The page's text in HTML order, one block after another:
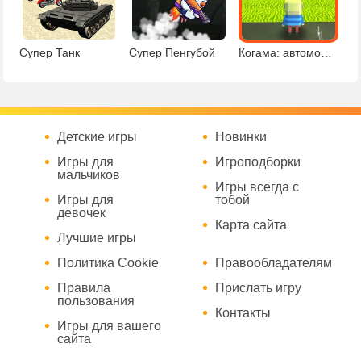
Супер Танк Супер Пенгубой Когама: автомобильный паркур
Детские игры
Игры для
мальчиков
Игры для
девочек
Лучшие игры
Новинки
Игроподборки
Игры всегда с
тобой
Карта сайта
Политика Cookie
Правила
пользования
Игры для вашего
сайта
Правообладателям
Прислать игру
Контакты